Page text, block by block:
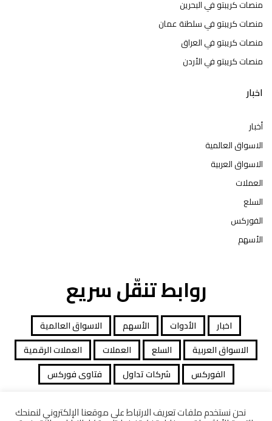
منصات كريبتو في البحرين
منصات كريبتو في سلطنة عمان
منصات كريبتو في العراق
منصات كريبتو في الأردن
اخبار
أخبار
الاسواق العالمية
الاسواق العربية
العملات
السلع
الفوركس
الأسهم
روابط تنقّل سريع
اخبار الأدوات الأسهم
الاسواق العالمية
الاسواق العربية
السلع العملات
العملات الرقمية
الفوركس
شركات تداول فتاوى فوركس
نحن نستخدم ملفات تعريف الارتباط على موقعنا الإلكتروني لنمنحك